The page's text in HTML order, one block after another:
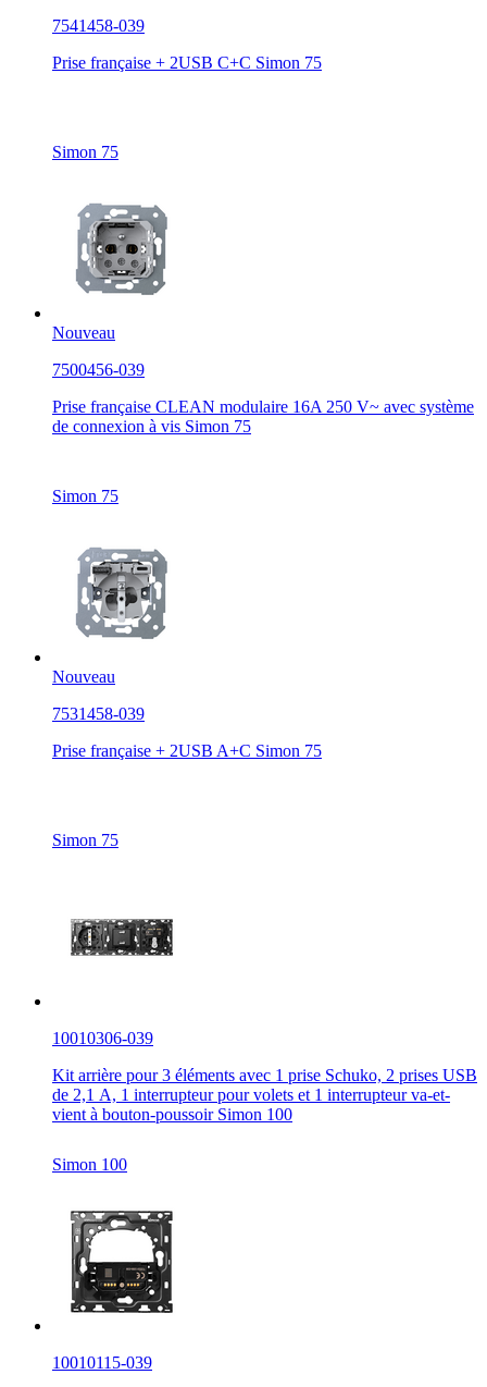
7541458-039
Prise française + 2USB C+C Simon 75
Simon 75
Nouveau
7500456-039
Prise française CLEAN modulaire 16A 250 V~ avec système
de connexion à vis Simon 75
Simon 75
Nouveau
7531458-039
Prise française + 2USB A+C Simon 75
Simon 75
10010306-039
Kit arrière pour 3 éléments avec 1 prise Schuko, 2 prises USB
de 2,1 A, 1 interrupteur pour volets et 1 interrupteur va-et-
vient à bouton-poussoir Simon 100
Simon 100
10010115-039